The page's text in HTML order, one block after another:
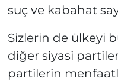
suç ve kabahat
Sizlerin de ülkeyi
diğer siyasi
partilerin